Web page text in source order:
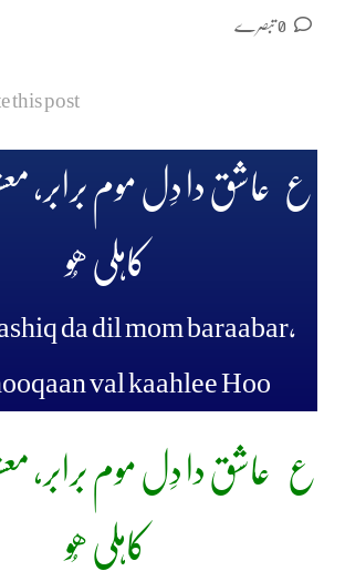
this post
ع عاشق دا دِل موم برابر،
کاہلی ھُو
da dil mom baraabar,
val kaahlee Hoo
ع عاشق دا دِل موم برابر،
کاہلی ھُو